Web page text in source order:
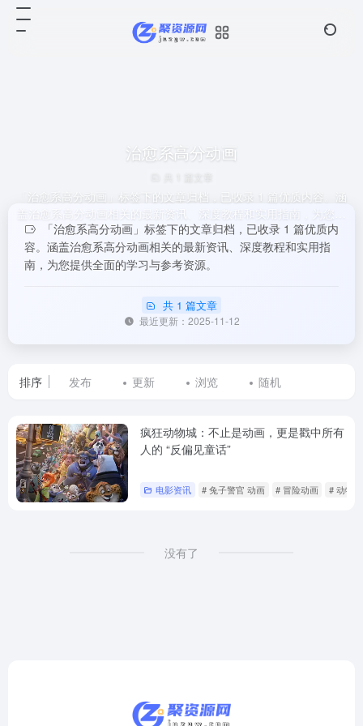
治愈系高分动画
「治愈系高分动画」标签下的文章归档，已收录 1 篇优质内容。涵
盖治愈系高分动画相关的最新资讯、深度教程和实用指南，为您提
供全面的学习与参考资源。
「治愈系高分动画」标签下的文章归档，已收录 1 篇优质内
容。涵盖治愈系高分动画相关的最新资讯、深度教程和实用指
南，为您提供全面的学习与参考资源。
共 1 篇文章
最近更新：2025-11-12
排序 发布 更新 浏览 随机
疯狂动物城：不止是动画，更是戳中所有
人的 “反偏见童话”
电影资讯 # 兔子警官 动画 # 冒险动画 # 动物
没有了